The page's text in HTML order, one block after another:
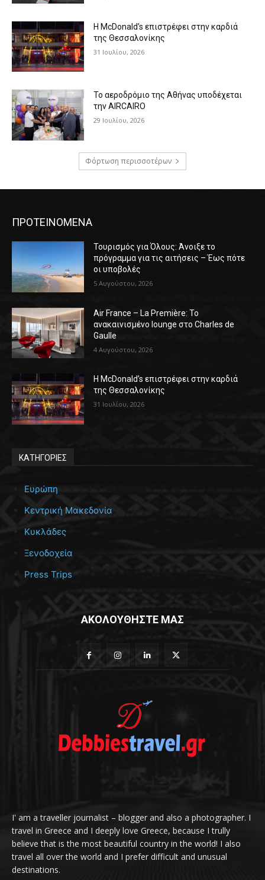
Η McDonald’s επιστρέφει στην καρδιά
της Θεσσαλονίκης
31 Ιουλίου, 2026
Το αεροδρόμιο της Αθήνας υποδέχεται
την AIRCAIRO
29 Ιουλίου, 2026
Φόρτωση περισσοτέρων
ΠΡΟΤΕΙΝΟΜΕΝΑ
Τουρισμός για Όλους: Άνοιξε το
πρόγραμμα για τις αιτήσεις – Έως πότε
οι υποβολές
5 Αυγούστου, 2026
Air France – La Première: Το
ανακαινισμένο lounge στο Charles de
Gaulle
4 Αυγούστου, 2026
Η McDonald’s επιστρέφει στην καρδιά
της Θεσσαλονίκης
31 Ιουλίου, 2026
ΚΑΤΗΓΟΡΙΕΣ
Ευρώπη
Κεντρική Μακεδονία
Κυκλάδες
Ξενοδοχεία
Press Trips
ΑΚΟΛΟΥΘΗΣΤΕ ΜΑΣ
I' am a traveller journalist – blogger and also a photographer. I
travel in Greece and I deeply love Greece, because I trully
believe that is the most beautiful country in the world! I also
travel all over the world and I prefer difficult and unusual
destinations.